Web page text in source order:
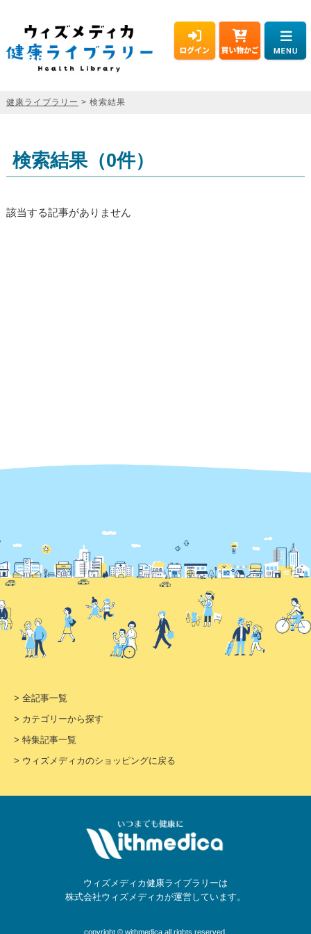
健康ライブラリー > 検索結果
検索結果（0件）
該当する記事がありません
> 全記事一覧
> カテゴリーから探す
> 特集記事一覧
> ウィズメディカのショッピングに戻る
ウィズメディカ健康ライブラリーは
株式会社ウィズメディカが運営しています。
copyright © withmedica all rights reserved.